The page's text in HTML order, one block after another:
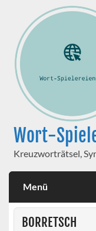
Wort-
Kreuzworträtsel,
Menü
BORRETSCH